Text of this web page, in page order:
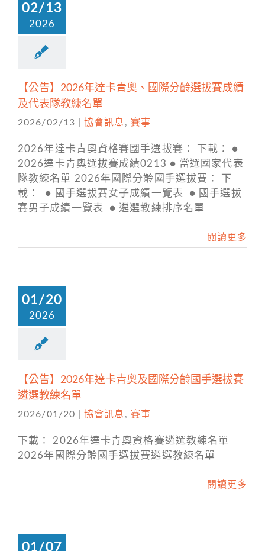
02/13
2026
【公告】2026年達卡青奧、國際分齡選拔賽成績
及代表隊教練名單
2026/02/13 協會訊息 , 賽事
2026年達卡青奧資格賽國手選拔賽： 下載： ●
2026達卡青奧選拔賽成績0213 ● 當選國家代表
隊教練名單 2026年國際分齡國手選拔賽： 下
載： ● 國手選拔賽女子成績一覽表 ● 國手選拔
賽男子成績一覽表 ● 遴選教練排序名單
閱讀更多
01/20
2026
【公告】2026年達卡青奧及國際分齡國手選拔賽
遴選教練名單
2026/01/20 協會訊息 , 賽事
下載： 2026年達卡青奧資格賽遴選教練名單
2026年國際分齡國手選拔賽遴選教練名單
閱讀更多
01/07